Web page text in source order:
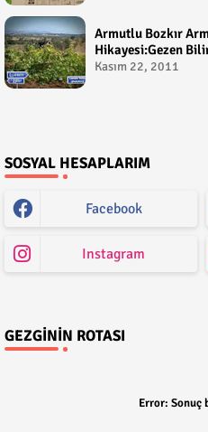
Armutlu Bozkır
Hikayesi:Gezen
Kasım 22, 2011
SOSYAL HESAPLARIM
Facebook
Instagram
GEZGININ ROTASI
Error: Sonuç